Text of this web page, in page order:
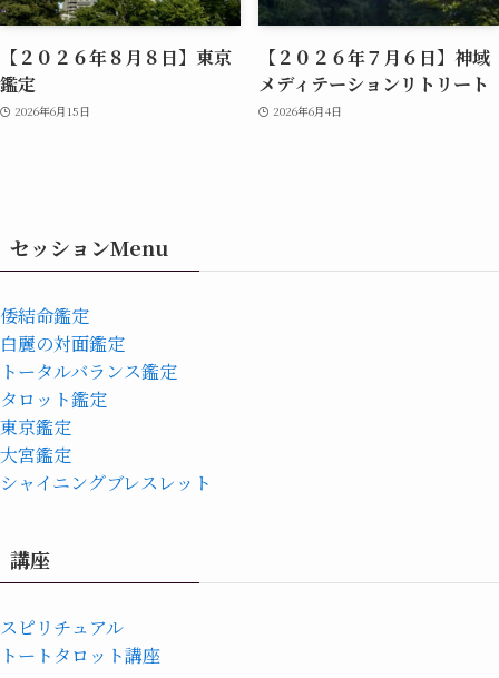
【２０２６年８月８日】東京
鑑定
2026年6月15日
【２０２６年７月６日】神域
メディテーションリトリート
2026年6月4日
セッションMenu
倭結命鑑定
白麗の対面鑑定
トータルバランス鑑定
タロット鑑定
東京鑑定
大宮鑑定
シャイニングブレスレット
講座
スピリチュアル
トートタロット講座